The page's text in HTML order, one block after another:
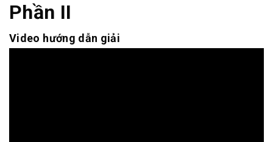
Phần II
Video hướng dẫn giải